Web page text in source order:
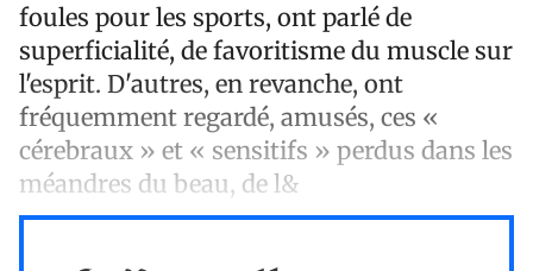
foules pour les sports, ont parlé de
superficialité, de favoritisme du muscle sur
l'esprit. D'autres, en revanche, ont
fréquemment regardé, amusés, ces «
cérebraux » et « sensitifs » perdus dans les
méandres du beau, de l&